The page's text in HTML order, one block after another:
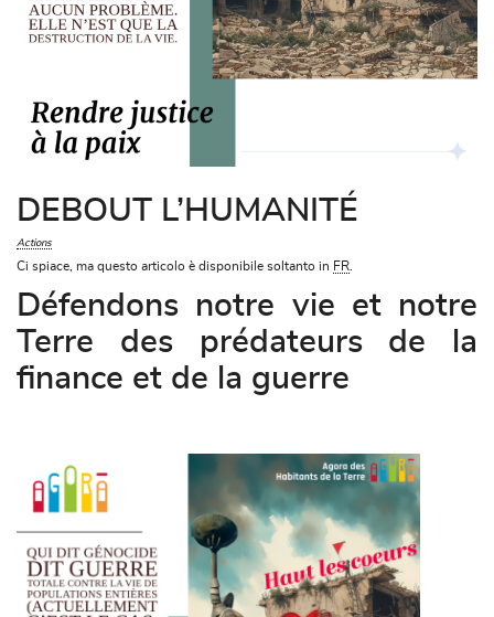
DEBOUT L’HUMANITÉ
Actions
Ci spiace, ma questo articolo è disponibile soltanto in FR
Défendons notre vie et notre
Terre des prédateurs de la
finance et de la guerre